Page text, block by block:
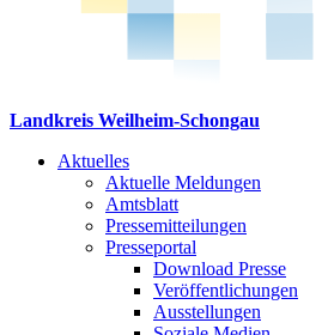
Landkreis Weilheim-Schongau
Aktuelles
Aktuelle Meldungen
Amtsblatt
Pressemitteilungen
Presseportal
Download Presse
Veröffentlichungen
Ausstellungen